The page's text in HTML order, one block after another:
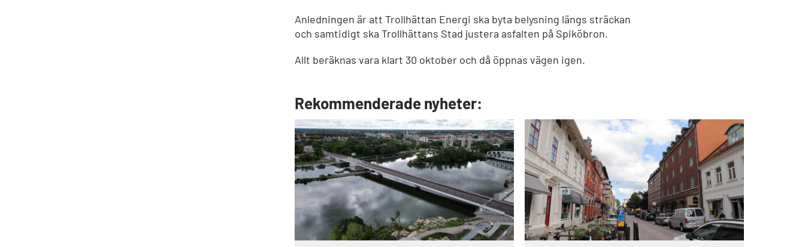
Anledningen är att Trollhättan Energi ska byta belysning längs sträckan
och samtidigt ska Trollhättans Stad justera asfalten på Spiköbron.
Allt beräknas vara klart 30 oktober och då öppnas vägen igen.
Rekommenderade nyheter: